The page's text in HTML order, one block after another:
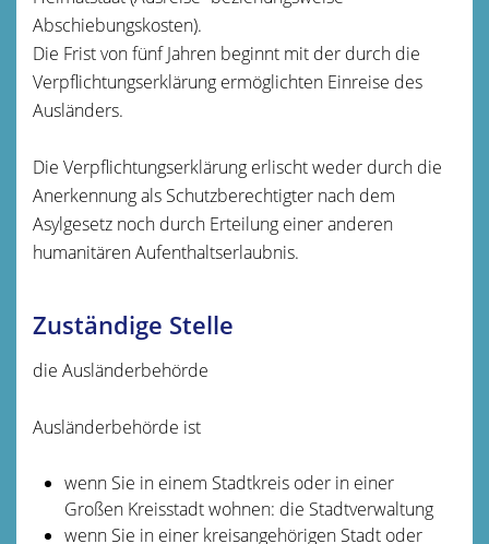
Abschiebungskosten).
Die Frist von fünf Jahren beginnt mit der durch die
Verpflichtungserklärung ermöglichten Einreise des
Ausländers.
Die Verpflichtungserklärung erlischt weder durch die
Anerkennung als Schutzberechtigter nach dem
Asylgesetz noch durch Erteilung einer anderen
humanitären Aufenthaltserlaubnis.
Zuständige Stelle
die Ausländerbehörde
Ausländerbehörde ist
wenn Sie in einem Stadtkreis oder in einer
Großen Kreisstadt wohnen: die Stadtverwaltung
wenn Sie in einer kreisangehörigen Stadt oder